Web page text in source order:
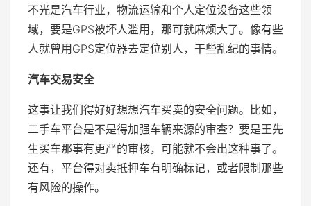
不光是汽车行业，物流运输和个人定位设备这些领
域，要是GPS被坏人滥用，那可就麻烦大了。像有些
人就曾用GPS定位器去定位别人，干些乱纪的事情。
汽车交易安全
这事让我们得好好想想汽车买卖的安全问题。比如，
二手车平台是不是得加强车辆来源的审查？要是王先
生买车那事有更严的审核，可能就不会出这种事了。
还有，平台得对卖抵押车有明确标记，或者限制那些
有风险的操作。